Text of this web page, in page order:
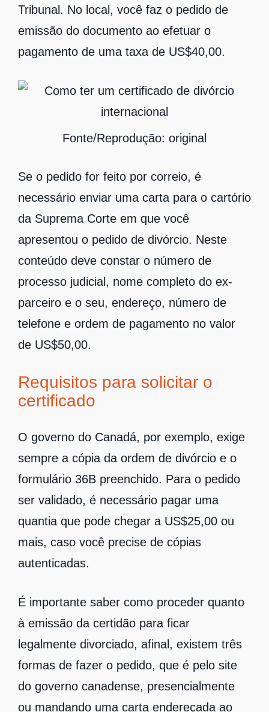
Tribunal. No local, você faz o pedido de
emissão do documento ao efetuar o
pagamento de uma taxa de US$40,00.
Fonte/Reprodução: original
Se o pedido for feito por correio, é
necessário enviar uma carta para o cartório
da Suprema Corte em que você
apresentou o pedido de divórcio. Neste
conteúdo deve constar o número de
processo judicial, nome completo do ex-
parceiro e o seu, endereço, número de
telefone e ordem de pagamento no valor
de US$50,00.
Requisitos para solicitar o
certificado
O governo do Canadá, por exemplo, exige
sempre a cópia da ordem de divórcio e o
formulário 36B preenchido. Para o pedido
ser validado, é necessário pagar uma
quantia que pode chegar a US$25,00 ou
mais, caso você precise de cópias
autenticadas.
É importante saber como proceder quanto
à emissão da certidão para ficar
legalmente divorciado, afinal, existem três
formas de fazer o pedido, que é pelo site
do governo canadense, presencialmente
ou mandando uma carta endereçada ao